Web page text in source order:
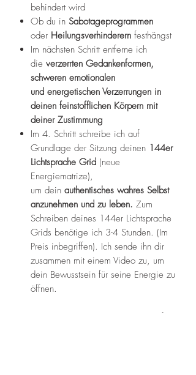
behindert wird
Ob du in Sabotageprogrammen
oder Heilungsverhinderern festhängst
Im nächsten Schritt entferne ich
die verzerrten Gedankenformen,
schweren emotionalen
und energetischen Verzerrungen in
deinen feinstofflichen Körpern mit
deiner Zustimmung
Im 4. Schritt schreibe ich auf
Grundlage der Sitzung deinen 144er
Lichtsprache Grid (neue
Energiematrize),
um dein authentisches wahres Selbst
anzunehmen und zu leben. Zum
Schreiben deines 144er Lichtsprache
Grids benötige ich 3-4 Stunden. (Im
Preis inbegriffen). Ich sende ihn dir
zusammen mit einem Video zu, um
dein Bewusstsein für seine Energie zu
öffnen.
In dieser Kombisitzung, die über Telefon